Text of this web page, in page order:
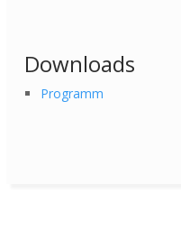
Downloads
Programm